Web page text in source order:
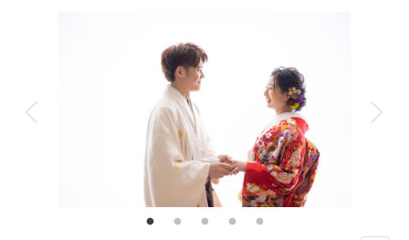
ヘアメイク
データ 1 カット
家族用衣装レンタル ペットと撮影
その他含むもの
挙式風撮影も承り可能です。指輪交換、入場シーンなどご希望をお伺いしま
す。家族写真・出張撮影、チャペル撮影も承っております。ご相談くださ